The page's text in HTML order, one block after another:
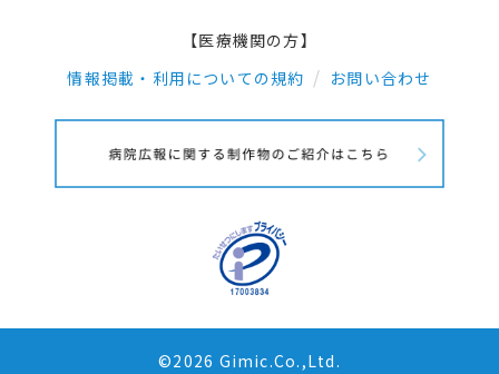
【医療機関の方】
情報掲載・利用についての規約
お問い合わせ
©2026 Gimic.Co.,Ltd.